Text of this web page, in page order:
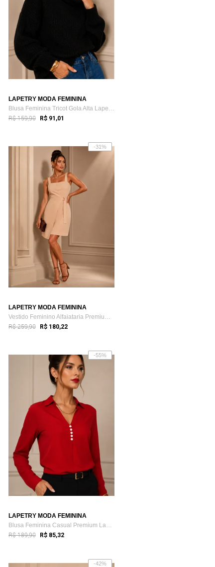
LAPETRY MODA FEMININA
Blusa Feminina Tricot Gola Alta Lapetry ...
R$ 159,90 R$ 91,01
-31%
LAPETRY MODA FEMININA
Vestido Feminino Alfaiataria Premium Lap...
R$ 259,90 R$ 180,22
-55%
LAPETRY MODA FEMININA
Blusa Feminina Casual Premium Lapetry El...
R$ 189,90 R$ 85,32
-42%